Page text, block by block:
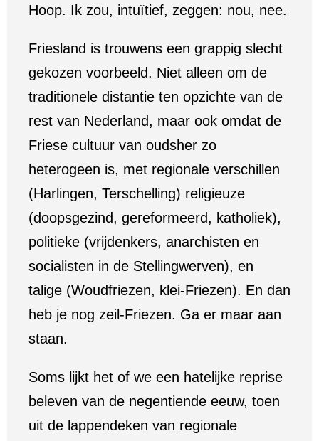
Hoop. Ik zou, intuïtief, zeggen: nou, nee.
Friesland is trouwens een grappig slecht
gekozen voorbeeld. Niet alleen om de
traditionele distantie ten opzichte van de
rest van Nederland, maar ook omdat de
Friese cultuur van oudsher zo
heterogeen is, met regionale verschillen
(Harlingen, Terschelling) religieuze
(doopsgezind, gereformeerd, katholiek),
politieke (vrijdenkers, anarchisten en
socialisten in de Stellingwerven), en
talige (Woudfriezen, klei-Friezen). En dan
heb je nog zeil-Friezen. Ga er maar aan
staan.
Soms lijkt het of we een hatelijke reprise
beleven van de negentiende eeuw, toen
uit de lappendeken van regionale